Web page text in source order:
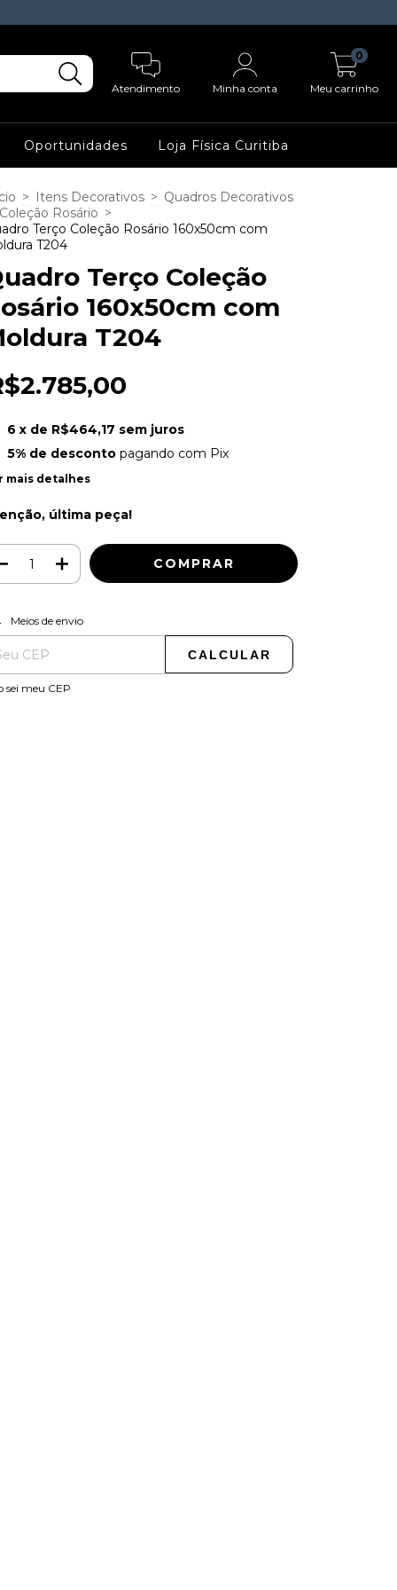
Atendimento Minha conta Meu carrinho
0
Oportunidades Loja Física Curitiba
> Itens Decorativos > Quadros Decorativos
Coleção Rosário >
Terço Coleção Rosário 160x50cm com
T204
Terço Coleção
160x50cm com
T204
6 x de R$464,17 sem juros
5% de descontopagando com Pix
mais detalhes
última peça!
para o CEP:
Meios de envio
CALCULAR
sei meu CEP